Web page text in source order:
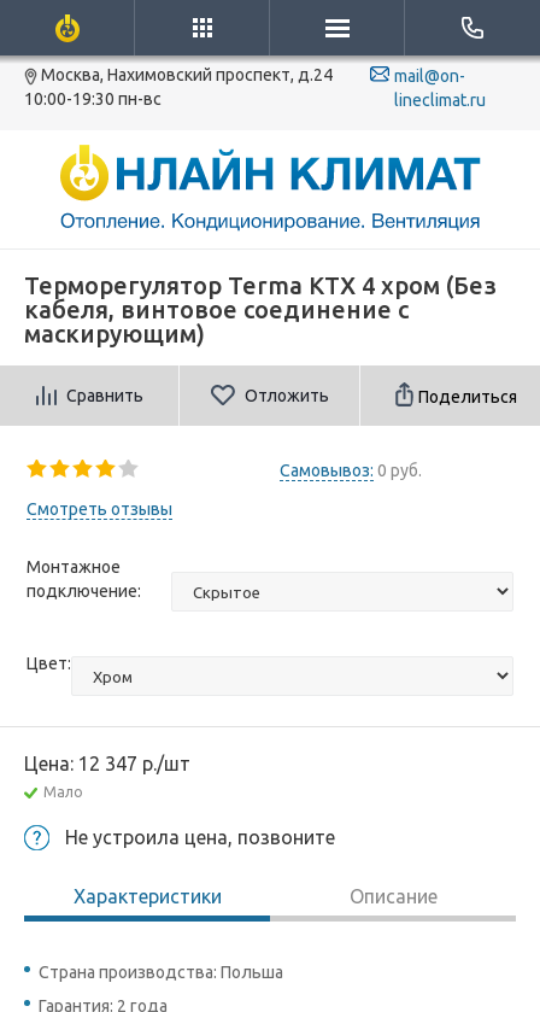
Москва, Нахимовский проспект, д.24
10:00-19:30 пн-вс
mail@on-
lineclimat.ru
Терморегулятор Terma KTX 4 хром (Без
кабеля, винтовое соединение с
маскирующим)
Сравнить Отложить Поделиться
Самовывоз: 0 руб.
Смотреть отзывы
Монтажное
подключение:
Цвет:
Цена: 12 347 р./шт
Мало
Не устроила цена, позвоните
Характеристики Описание
Страна производства: Польша
Гарантия: 2 года